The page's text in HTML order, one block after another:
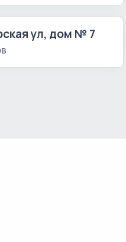
ул, дом № 7